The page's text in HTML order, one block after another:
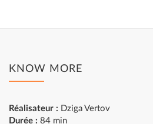
KNOW MORE
Réalisateur : Dziga Vertov
Durée : 84 min